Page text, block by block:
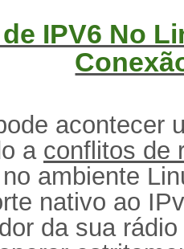
IPV6 No
acontecer
a conflitos de
no ambiente
nativo ao
da sua rádio